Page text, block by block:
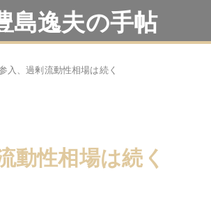
島逸夫の手帖
入、過剰流動性相場は続く
動性相場は続く